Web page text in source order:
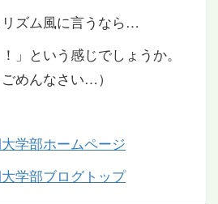
ズム風に言うなら…
」という感じでしょうか。
めんなさい…）
学部ホームページ
学部ブログトップ